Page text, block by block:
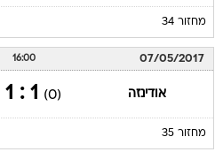
מחזור 34
07/05/2017
16:00
אודינזה (0)
1 : 1
מחזור 35